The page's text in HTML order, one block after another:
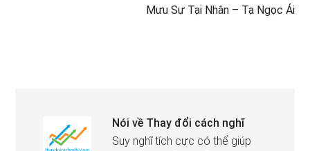
Mưu Sự Tại Nhân – Tạ Ngọc Ái
Nói về Thay đổi cách nghĩ
Suy nghĩ tích cực có thể giúp